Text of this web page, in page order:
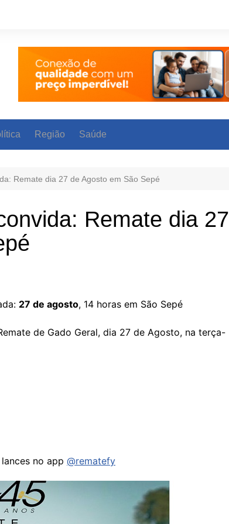
Região Saúde
Remate dia 27 de Agosto em São Sepé
Remate dia 27
27 de agosto, 14 horas em São Sepé
de Gado Geral, dia 27 de Agosto, na terça-
no app @rematefy